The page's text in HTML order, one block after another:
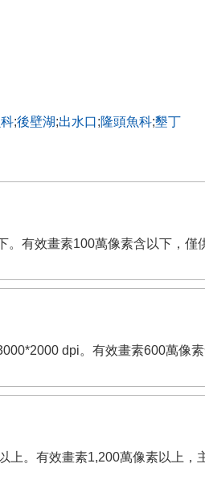
;後壁湖;出水口;隆頭魚科;墾丁
有效畫素100萬像素含以下，僅
dpi。有效畫素600萬像
上。有效畫素1,200萬像素以上，